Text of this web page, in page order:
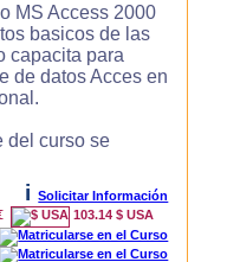
MS Access 2000
basicos de las
capacita para
de datos Acces en
del curso se
i
Solicitar Información
103.14 $ USA